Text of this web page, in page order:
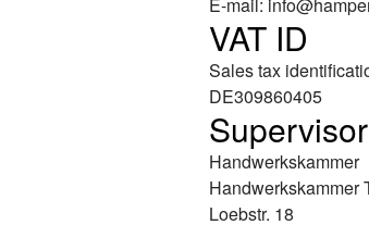
VAT ID
Sales tax
DE309860405
Handwerkskammer
Handwerkskammer
Loebstr. 18